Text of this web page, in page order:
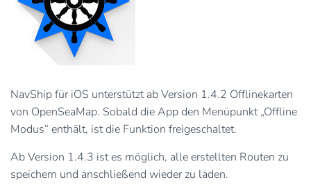
NavShip für iOS unterstützt ab Version 1.4.2 Offlinekarten
von OpenSeaMap. Sobald die App den Menüpunkt „Offline
Modus“ enthält, ist die Funktion freigeschaltet.
Ab Version 1.4.3 ist es möglich, alle erstellten Routen zu
speichern und anschließend wieder zu laden.